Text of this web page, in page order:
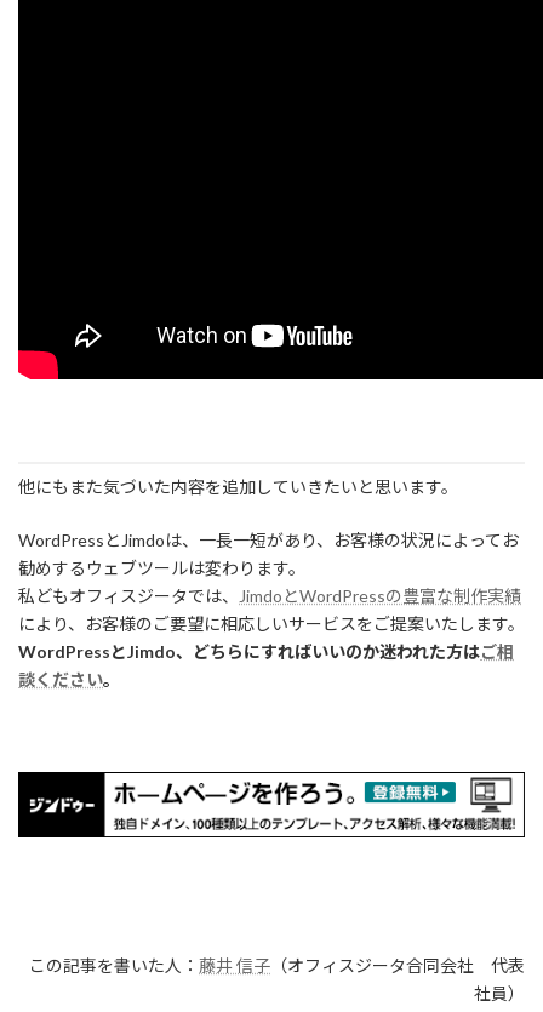
他にもまた気づいた内容を追加していきたいと思います。
WordPressとJimdoは、一長一短があり、お客様の状況によってお
勧めするウェブツールは変わります。
私どもオフィスジータでは、
JimdoとWordPressの豊富な制作実績
により、お客様のご要望に相応しいサービスをご提案いたします。
WordPressとJimdo、どちらにすればいいのか迷われた方はご相
談ください。
この記事を書いた人： 藤井 信子 （オフィスジータ合同会社 代表
社員）